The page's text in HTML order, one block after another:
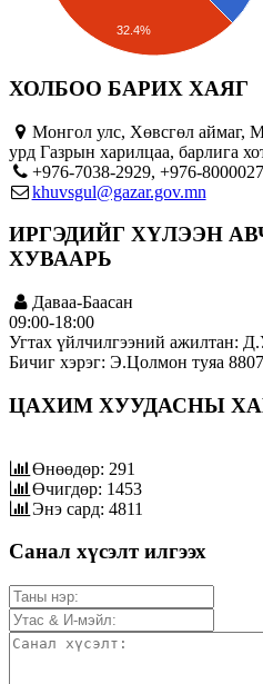
32.4%
ХОЛБОО БАРИХ ХАЯГ
Монгол улс, Хөвсгөл аймаг,
урд Газрын харилцаа, барлига
+976-7038-2929, +976-
khuvsgul@gazar.gov.mn
ИРГЭДИЙГ ХҮЛЭЭН
ХУВААРЬ
Даваа-Баасан
09:00-18:00
Угтах үйлчилгээний ажилтан:
Бичиг хэрэг: Э.Цолмон туяа
ЦАХИМ ХУУДАСНЫ
Өнөөдөр: 291
Өчигдөр: 1453
Энэ сард: 4811
Санал хүсэлт илгээх